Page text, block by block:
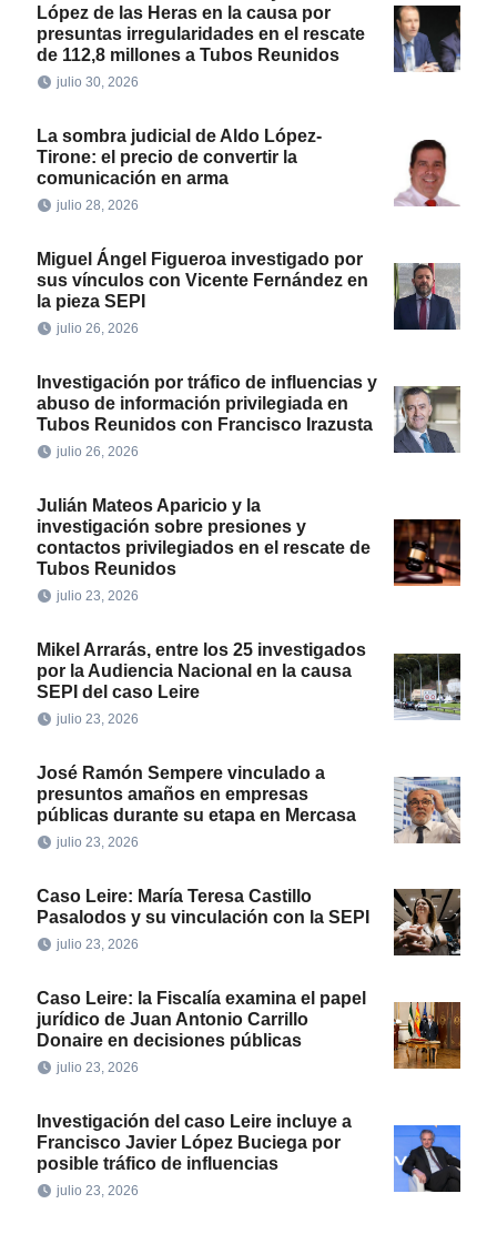
López de las Heras en la causa por
presuntas irregularidades en el rescate
de 112,8 millones a Tubos Reunidos
julio 30, 2026
La sombra judicial de Aldo López-
Tirone: el precio de convertir la
comunicación en arma
julio 28, 2026
Miguel Ángel Figueroa investigado por
sus vínculos con Vicente Fernández en
la pieza SEPI
julio 26, 2026
Investigación por tráfico de influencias y
abuso de información privilegiada en
Tubos Reunidos con Francisco Irazusta
julio 26, 2026
Julián Mateos Aparicio y la
investigación sobre presiones y
contactos privilegiados en el rescate de
Tubos Reunidos
julio 23, 2026
Mikel Arrarás, entre los 25 investigados
por la Audiencia Nacional en la causa
SEPI del caso Leire
julio 23, 2026
José Ramón Sempere vinculado a
presuntos amaños en empresas
públicas durante su etapa en Mercasa
julio 23, 2026
Caso Leire: María Teresa Castillo
Pasalodos y su vinculación con la SEPI
julio 23, 2026
Caso Leire: la Fiscalía examina el papel
jurídico de Juan Antonio Carrillo
Donaire en decisiones públicas
julio 23, 2026
Investigación del caso Leire incluye a
Francisco Javier López Buciega por
posible tráfico de influencias
julio 23, 2026